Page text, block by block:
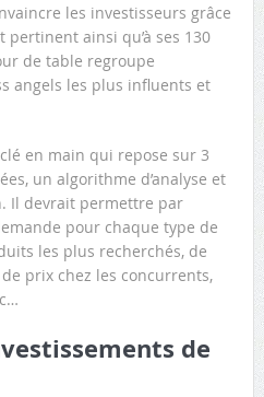
les investisseurs grâce
ainsi qu’à ses 130
de table regroupe
angels les plus influents et
en main qui repose sur 3
un algorithme d’analyse et
Il devrait permettre par
pour chaque type de
les plus recherchés, de
prix chez les concurrents,
de